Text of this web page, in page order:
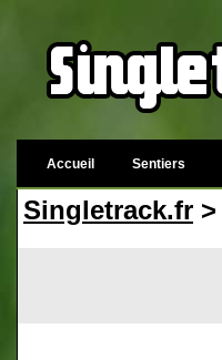
Accueil Sentiers
Singletrack.fr >